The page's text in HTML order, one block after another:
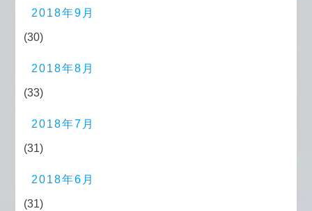
2018年9月
(30)
2018年8月
(33)
2018年7月
(31)
2018年6月
(31)